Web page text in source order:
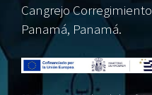
Cangrejo
Panamá, Panamá.